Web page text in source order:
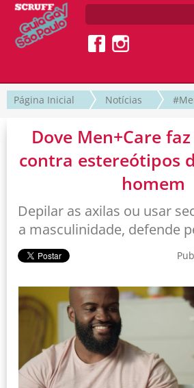
Página Inicial Notícias
Dove Men+Care
contra estereótipos
homem
Depilar as axilas ou usar
a masculinidade, defende